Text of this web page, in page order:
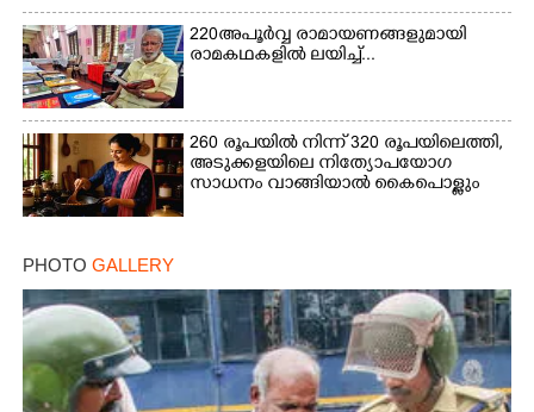
220 അപൂർവ്വ രാമായണങ്ങളുമായി
രാമകഥകളിൽ ലയിച്ച്...
260 രൂപയിൽ നിന്ന് 320 രൂപയിലെത്തി,
അടുക്കളയിലെ നിത്യോപയോഗ
സാധനം വാങ്ങിയാൽ കൈപൊള്ളും
PHOTO GALLERY